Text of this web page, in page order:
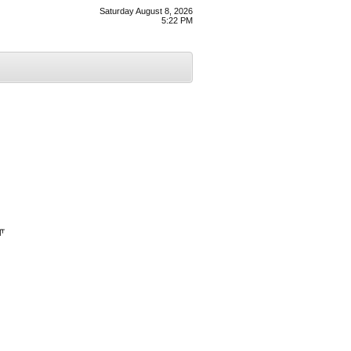
Saturday August 8, 2026
5:22 PM